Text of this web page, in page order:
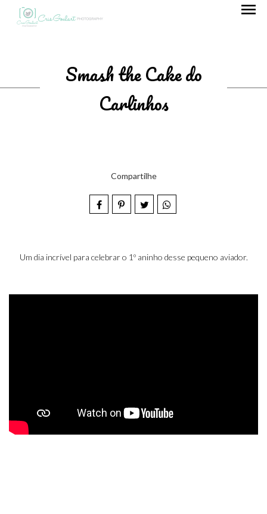
menu
Smash the Cake do
Carlinhos
Compartilhe
Um dia incrível para celebrar o 1º aninho desse pequeno aviador.